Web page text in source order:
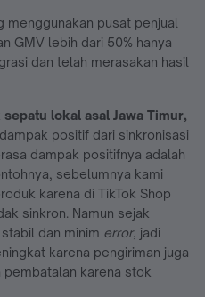
menggunakan pusat penjual
GMV lebih dari 50% hanya
dan telah merasakan hasil
lokal asal Jawa Timur,
positif dari sinkronisasi
dampak positifnya adalah
sebelumnya kami
karena di TikTok Shop
sinkron. Namun sejak
dan minim error, jadi
karena pengiriman juga
karena stok